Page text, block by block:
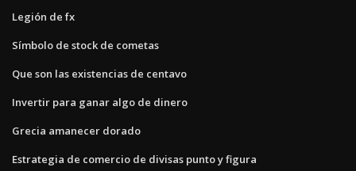
Legión de fx
Símbolo de stock de cometas
Que son las existencias de centavo
Invertir para ganar algo de dinero
Grecia amanecer dorado
Estrategia de comercio de divisas punto y figura